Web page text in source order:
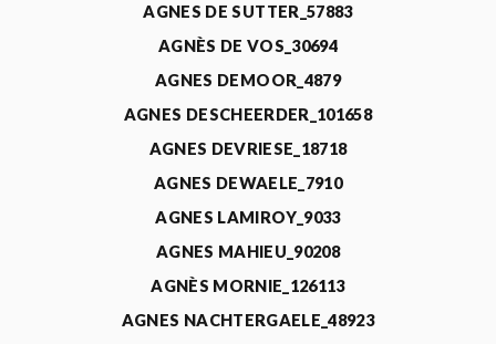
AGNES DE SUTTER_57883
AGNÈS DE VOS_30694
AGNES DEMOOR_4879
AGNES DESCHEERDER_101658
AGNES DEVRIESE_18718
AGNES DEWAELE_7910
AGNES LAMIROY_9033
AGNES MAHIEU_90208
AGNÈS MORNIE_126113
AGNES NACHTERGAELE_48923